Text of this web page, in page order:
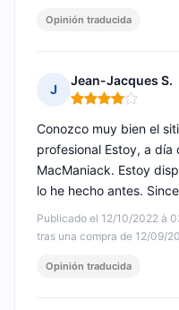
Opinión traducida
J
Jean-Jacques S.
Nota: 4 de 5
Publicado el 12/10/2022 à
tras una compra de 12/09/
Conozco muy bien el
profesional Estoy, a
MacManiack. Estoy
lo he hecho antes.
Opinión traducida